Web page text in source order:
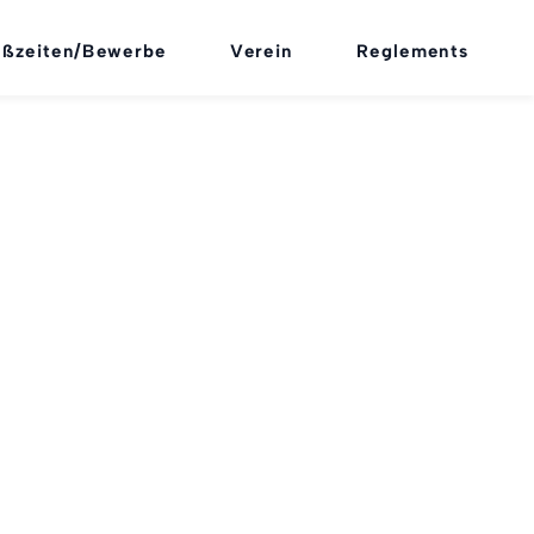
Bewerbe Verein Reglements